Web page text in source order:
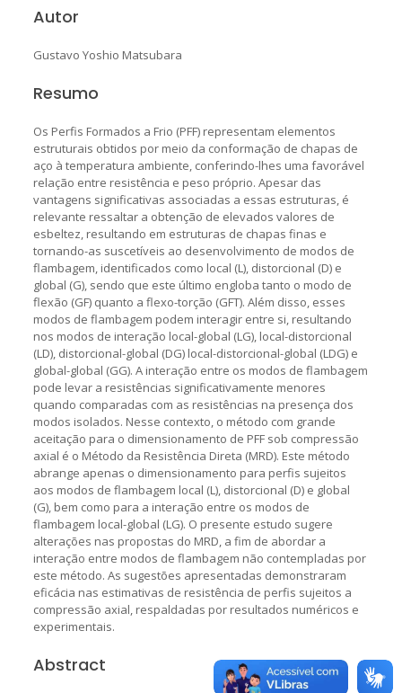
Autor
Gustavo Yoshio Matsubara
Resumo
Os Perfis Formados a Frio (PFF) representam elementos
estruturais obtidos por meio da conformação de chapas de
aço à temperatura ambiente, conferindo-lhes uma favorável
relação entre resistência e peso próprio. Apesar das
vantagens significativas associadas a essas estruturas, é
relevante ressaltar a obtenção de elevados valores de
esbeltez, resultando em estruturas de chapas finas e
tornando-as suscetíveis ao desenvolvimento de modos de
flambagem, identificados como local (L), distorcional (D) e
global (G), sendo que este último engloba tanto o modo de
flexão (GF) quanto a flexo-torção (GFT). Além disso, esses
modos de flambagem podem interagir entre si, resultando
nos modos de interação local-global (LG), local-distorcional
(LD), distorcional-global (DG) local-distorcional-global (LDG) e
global-global (GG). A interação entre os modos de flambagem
pode levar a resistências significativamente menores
quando comparadas com as resistências na presença dos
modos isolados. Nesse contexto, o método com grande
aceitação para o dimensionamento de PFF sob compressão
axial é o Método da Resistência Direta (MRD). Este método
abrange apenas o dimensionamento para perfis sujeitos
aos modos de flambagem local (L), distorcional (D) e global
(G), bem como para a interação entre os modos de
flambagem local-global (LG). O presente estudo sugere
alterações nas propostas do MRD, a fim de abordar a
interação entre modos de flambagem não contempladas por
este método. As sugestões apresentadas demonstraram
eficácia nas estimativas de resistência de perfis sujeitos a
compressão axial, respaldadas por resultados numéricos e
experimentais.
Abstract